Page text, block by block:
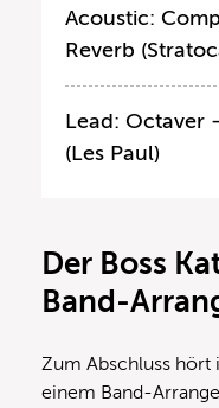
Acoustic:
Reverb
Lead: Octaver
(Les Paul)
Der Boss
Band-
Zum Abschluss hört
einem Band-